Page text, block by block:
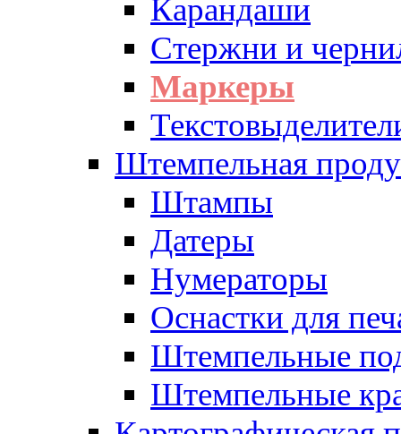
Карандаши
Стержни и
Маркеры
Штемпельная
Штампы
Датеры
Нумераторы
Оснастки для
Штемпельные
Штемпельные